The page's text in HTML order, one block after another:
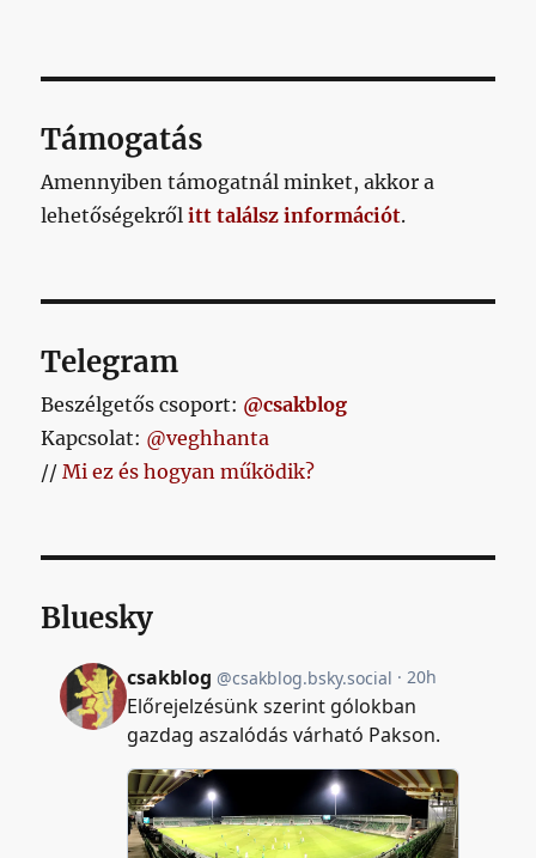
Támogatás
Amennyiben támogatnál minket, akkor a
lehetőségekrőlitt találsz információt.
Telegram
Beszélgetős csoport: @csakblog
Kapcsolat: @veghhanta
//Mi ez és hogyan működik?
Bluesky